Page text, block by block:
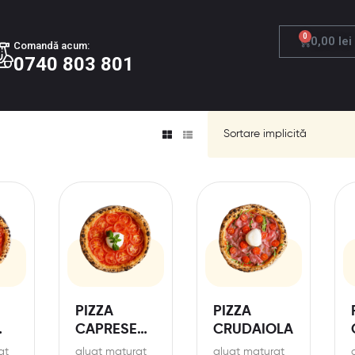
Comandă acum:
0740 803 801
0,00 lei
0
PIZZA
CAPRESE
BUFALA
aluat maturat
PIZZA
CRUDAIOLA
aluat maturat